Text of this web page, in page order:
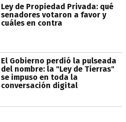
Ley de Propiedad Privada: qué
senadores votaron a favor y
cuáles en contra
El Gobierno perdió la pulseada
del nombre: la "Ley de Tierras"
se impuso en toda la
conversación digital